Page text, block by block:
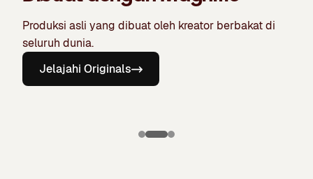
Produksi asli yang dibuat oleh kreator berbakat di
seluruh dunia.
Jelajahi Originals